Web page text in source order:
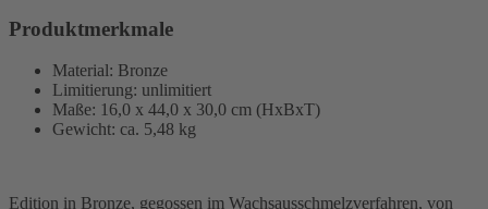
Produktmerkmale
Material: Bronze
Limitierung: unlimitiert
Maße: 16,0 x 44,0 x 30,0 cm (HxBxT)
Gewicht: ca. 5,48 kg
Edition in Bronze, gegossen im Wachsausschmelzverfahren, von